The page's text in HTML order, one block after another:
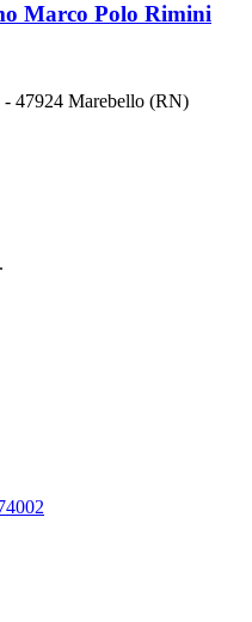
Marco Polo Rimini
47924 Marebello (RN)